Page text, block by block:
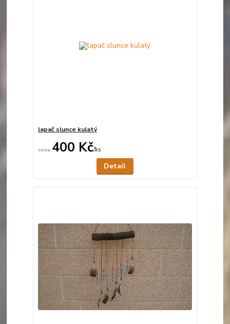
lapač slunce kulatý
400 Kč/ks
Detail